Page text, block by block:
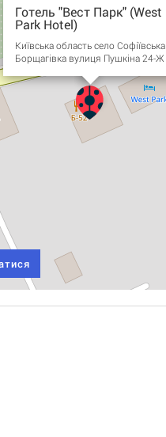
Готель "Вест Парк" (West
Park Hotel)
Київська область село Софіївська
Борщагівка вулиця Пушкіна 24-Ж